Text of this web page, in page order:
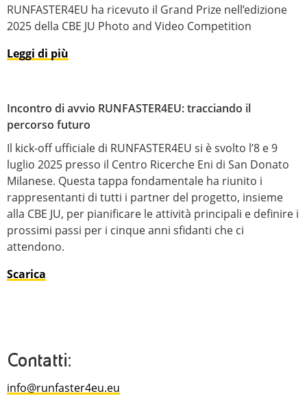
RUNFASTER4EU ha ricevuto il Grand Prize nell’edizione
2025 della CBE JU Photo and Video Competition
Leggi di più
Incontro di avvio RUNFASTER4EU: tracciando il
percorso futuro
Il kick-off ufficiale di RUNFASTER4EU si è svolto l’8 e 9
luglio 2025 presso il Centro Ricerche Eni di San Donato
Milanese. Questa tappa fondamentale ha riunito i
rappresentanti di tutti i partner del progetto, insieme
alla CBE JU, per pianificare le attività principali e definire i
prossimi passi per i cinque anni sfidanti che ci
attendono.
Scarica
Contatti:
info@runfaster4eu.eu